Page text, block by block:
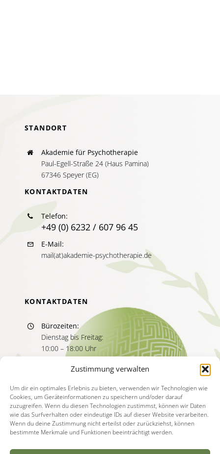
Zustimmung verwalten
Um dir ein optimales Erlebnis zu bieten, verwenden wir Technologien wie
Cookies, um Geräteinformationen zu speichern und/oder darauf
zuzugreifen. Wenn du diesen Technologien zustimmst, können wir Daten
wie das Surfverhalten oder eindeutige IDs auf dieser Website verarbeiten.
Wenn du deine Zustimmung nicht erteilst oder zurückziehst, können
bestimmte Merkmale und Funktionen beeinträchtigt werden.
STANDORT
Akademie für Psychotherapie
Paul-Egell-Straße 24 (Haus Pamina)
67346 Speyer (EG)
KONTAKTDATEN
Telefon:
+49 (0) 6232 / 607 96 45
E-Mail:
mail(at)akademie-psychotherapie.de
KONTAKTDATEN
Bürozeiten:
Dienstag bis Freitag:
10:00 – 18:00 Uhr
Sprechzeiten:
11:00 – 13:00 Uhr
15:00 – 17:00 Uhr